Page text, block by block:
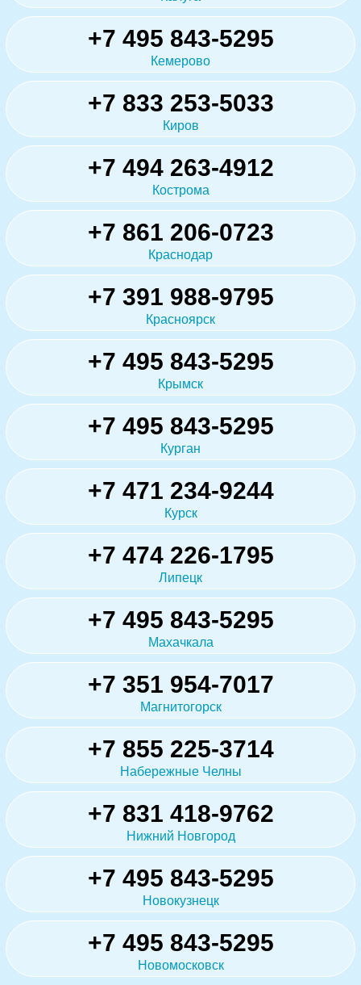
+7 495 843-5295
Кемерово
+7 833 253-5033
Киров
+7 494 263-4912
Кострома
+7 861 206-0723
Краснодар
+7 391 988-9795
Красноярск
+7 495 843-5295
Крымск
+7 495 843-5295
Курган
+7 471 234-9244
Курск
+7 474 226-1795
Липецк
+7 495 843-5295
Махачкала
+7 351 954-7017
Магнитогорск
+7 855 225-3714
Набережные Челны
+7 831 418-9762
Нижний Новгород
+7 495 843-5295
Новокузнецк
+7 495 843-5295
Новомосковск